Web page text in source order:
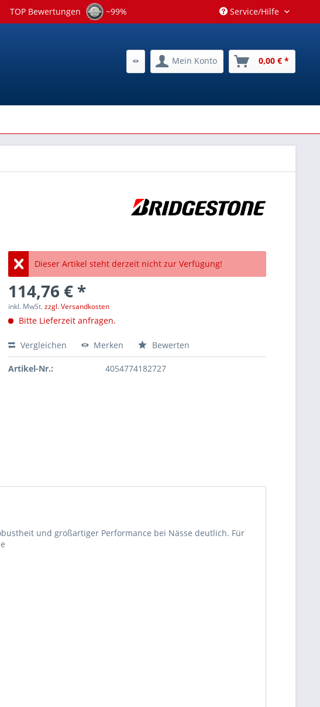
TOP Bewertungen ~99% Service/Hilfe
Mein Konto 0,00 € *
Dieser Artikel steht derzeit nicht zur Verfügung!
114,76 € *
inkl. MwSt.zzgl. Versandkosten
Bitte Lieferzeit anfragen.
Vergleichen Merken Bewerten
Artikel-Nr.: 4054774182727
und großartiger Performance bei Nässe deutlich. Für